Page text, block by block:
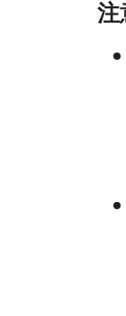
注